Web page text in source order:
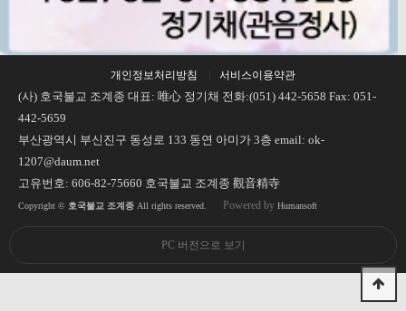
개인정보처리방침 서비스이용약관
(사) 호국불교 조계종 대표: 唯心 정기채 전화:(051) 442-5658 Fax: 051-
442-5659
부산광역시 부신진구 동성로 133 동연 아미가 3층 email: ok-
1207@daum.net
고유번호: 606-82-75660 호국불교 조계종 觀音精寺
Copyright © 호국불교 조계종 All rights reserved. Powered by Humansoft
PC 버전으로 보기